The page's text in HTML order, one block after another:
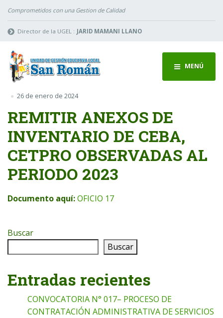
Comprometidos con una Gestion de Calidad
Director de la UGEL : JARID MAMANI LLANO
MENÚ
26 de enero de 2024
REMITIR ANEXOS DE
INVENTARIO DE CEBA,
CETPRO OBSERVADAS AL
PERIODO 2023
Documento aquí:OFICIO 17
Buscar
Buscar
Entradas recientes
CONVOCATORIA N° 017– PROCESO DE
CONTRATACIÓN ADMINISTRATIVA DE SERVICIOS